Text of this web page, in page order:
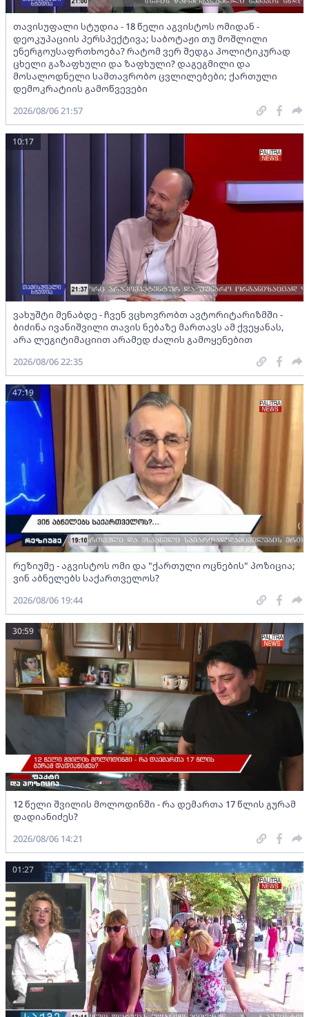
თავისუფალი სტუდია - 18 წელი აგვისტოს ომიდან -
დეოკუპაციის პერსპექტივა; საბოტაჟი თუ მოშლილი
ენერგოუსაფრთხოება? რატომ ვერ შედგა პოლიტიკურად
ცხელი გაზაფხული და ზაფხული? დაგეგმილი და
მოსალოდნელი სამთავრობო ცვლილებები; ქართული
დემოკრატიის გამოწვევები
2026/08/06 21:57
ვახუშტი მენაბდე - ჩვენ ვცხოვრობთ ავტორიტარიზმში -
ბიძინა ივანიშვილი თავის ნებაზე მართავს ამ ქვეყანას,
არა ლეგიტიმაციით არამედ ძალის გამოყენებით
10:17
2026/08/06 22:35
რეზიუმე - აგვისტოს ომი და "ქართული ოცნების" პოზიცია;
ვინ აბნელებს საქართველოს?
47:19
2026/08/06 19:44
12 წელი შვილის მოლოდინში - რა დემართა 17 წლის გურამ
დადიანიძეს?
30:59
2026/08/06 14:21
01:27